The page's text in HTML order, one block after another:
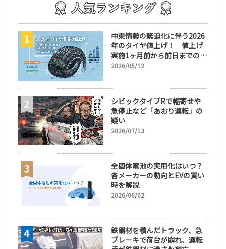
中東情勢の緊迫化に伴う2026
年のタイヤ値上げ！ 値上げ
実施1ヶ月前から前日までの期
間が販売において極めて重要
2026/05/12
シビックタイプRで幅寄せや
急停止など「あおり運転」の
疑い
2026/07/13
全固体電池の実用化はいつ？
各メーカーの動向とEVの買い
時を解説
2026/06/02
鉄鋼材を積んだトラック、急
ブレーキで荷台が崩れ、運転